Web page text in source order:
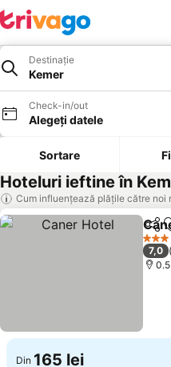
Destinație
Kemer
Check-in/out
Alegeți datele
Sortare
Hoteluri ieftine în
Cum influențează plățile către noi
3
7,0
Din 165 lei